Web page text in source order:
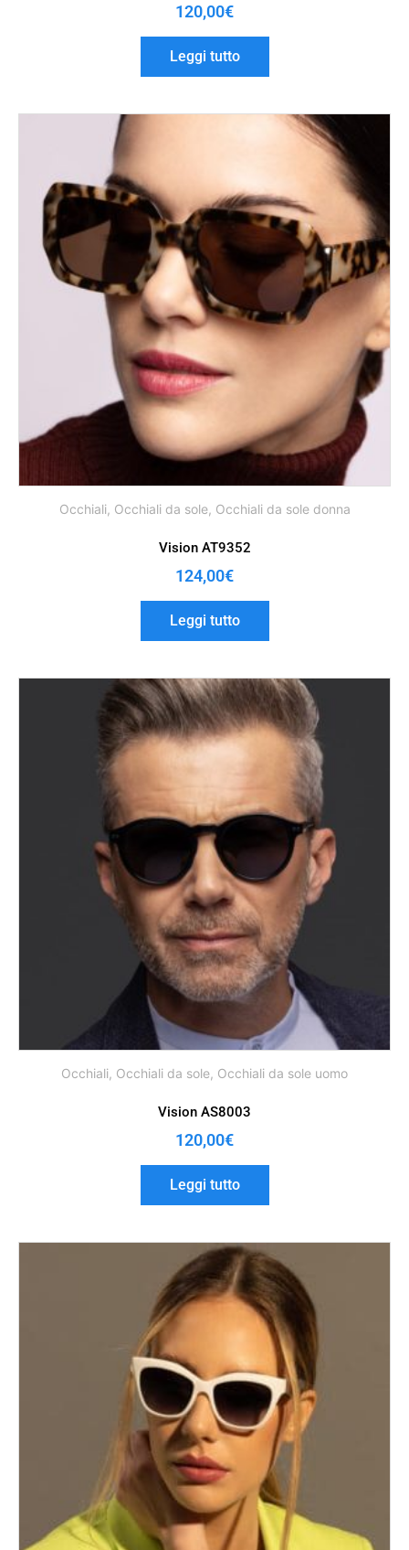
120,00€
Leggi tutto
Occhiali, Occhiali da sole, Occhiali da sole donna
Vision AT9352
124,00€
Leggi tutto
Occhiali, Occhiali da sole, Occhiali da sole uomo
Vision AS8003
120,00€
Leggi tutto